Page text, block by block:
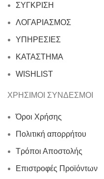
ΣΥΓΚΡΙΣΗ
ΛΟΓΑΡΙΑΣΜΟΣ
ΥΠΗΡΕΣΙΕΣ
ΚΑΤΑΣΤΗΜΑ
WISHLIST
ΧΡΗΣΙΜΟΙ ΣΥΝΔΕΣΜΟΙ
Όροι Χρήσης
Πολιτική απορρήτου
Τρόποι Αποστολής
Επιστροφές Προϊόντων